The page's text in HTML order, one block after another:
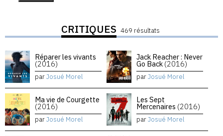
CRITIQUES 469 résultats
Réparer les vivants
(2016)
parJosué Morel
Jack Reacher : Never
Go Back (2016)
parJosué Morel
Ma vie de Courgette
(2016)
parJosué Morel
Les Sept
Mercenaires (2016)
parJosué Morel